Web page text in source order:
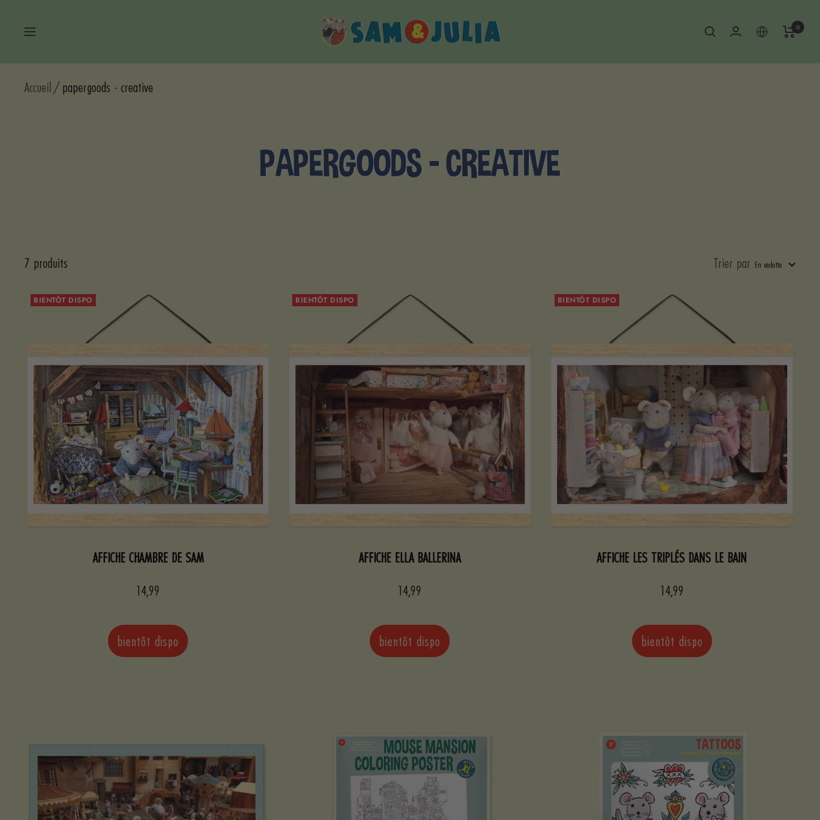
Navigation
Sam
&
Julia
0
Accueil papergoods - creative
PAPERGOODS - CREATIVE
7 produits Trier par En vedette
BIENTÔT DISPO
AFFICHE CHAMBRE DE SAM
Prix
vente
14,99
bientôt dispo
BIENTÔT DISPO
AFFICHE ELLA BALLERINA
Prix
vente
14,99
bientôt dispo
BIENTÔT DISPO
AFFICHE LES TRIPLÉS DANS LE BAIN
Prix
vente
14,99
bientôt dispo